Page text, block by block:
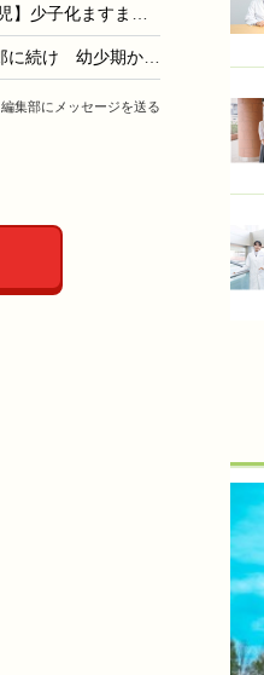
【2024年重大ニュース・未就学児】少子化ますます深刻に、明るい未来のため子供に笑顔を
スタンフォード大・佐々木麟太郎に続け 幼少期からの海外進学準備
編集部にメッセージを送る